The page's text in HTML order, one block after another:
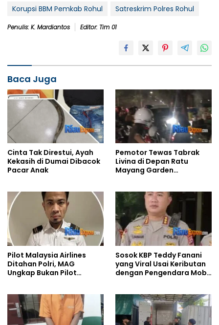
Korupsi BBM Pemkab Rohul
Satreskrim Polres Rohul
Penulis: K. Mardiantos Editor: Tim 01
Baca Juga
Cinta Tak Direstui, Ayah
Kekasih di Dumai Dibacok
Pacar Anak
Pemotor Tewas Tabrak
Livina di Depan Ratu
Mayang Garden
Pilot Malaysia Airlines
Ditahan Polri, MAG
Ungkap Bukan Pilot
Sosok KBP Teddy Fanani
yang Viral Usai Keributan
dengan Pengendara Mobil